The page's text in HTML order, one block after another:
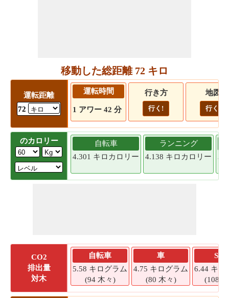
移動した総距離 72 キロ
運転距離
72
運転時間
1 アワー 42 分
行き方
行く!
地図
行く!
のカロリー
自転車
4.301 キロカロリー
ランニング
4.138 キロカロリー
CO2
排出量
対木
自転車
5.58 キログラム
(94 木々)
車
4.75 キログラム
(80 木々)
SUV
6.44 キロ
(108